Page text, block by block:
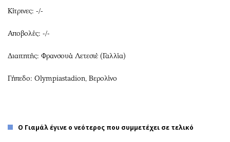
Κίτρινες: -/-
Αποβολές: -/-
Διαιτητής: Φρανσουά Λετεσιέ (Γαλλία)
Γήπεδο: Olympiastadion, Βερολίνο
Ο Γιαμάλ έγινε ο νεότερος που συμμετέχει σε τελικό